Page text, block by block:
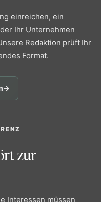
einreichen, ein
Ihr Unternehmen
Redaktion prüft Ihr
Format.
→
zur
Interessen müssen